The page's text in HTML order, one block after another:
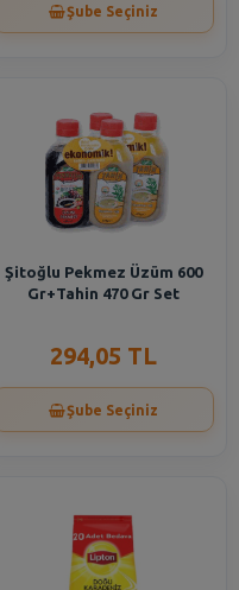
Şube Seçiniz
Şitoğlu Pekmez Üzüm 600
Gr+Tahin 470 Gr Set
294,05 TL
Şube Seçiniz